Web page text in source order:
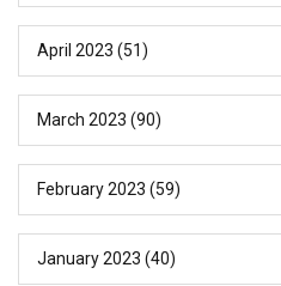
April 2023 (51)
March 2023 (90)
February 2023 (59)
January 2023 (40)